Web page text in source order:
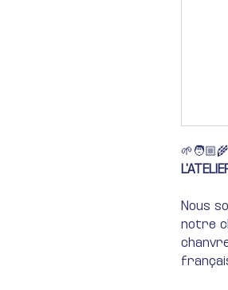
🌱🧑🏼‍🌾
Nous
notre